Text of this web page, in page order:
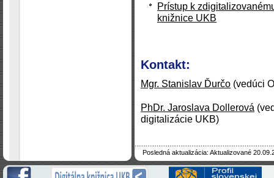
Prístup k
knižnice UKB
Kontakt:
Mgr. Stanislav Ďurčo (vedúci
PhDr. Jaroslava Dollerová
digitalizácie UKB)
Posledná aktualizácia: Aktualizované